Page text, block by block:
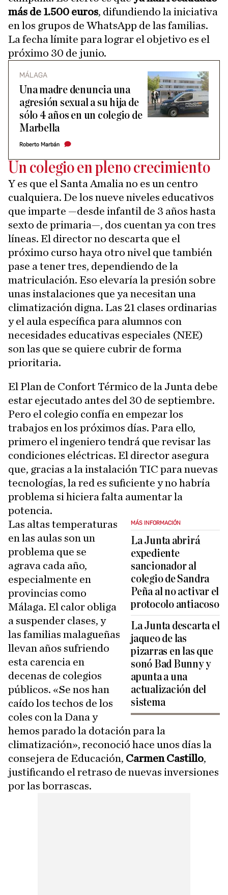
más de 1.500 euros, difundiendo la iniciativa
en los grupos de WhatsApp de las familias.
La fecha límite para lograr el objetivo es el
próximo 30 de junio.
MÁLAGA
Una madre denuncia una
agresión sexual a su hija de
sólo 4 años en un colegio de
Marbella
Roberto Marbán
Un colegio en pleno crecimiento
Y es que el Santa Amalia no es un centro
cualquiera. De los nueve niveles educativos
que imparte —desde infantil de 3 años hasta
sexto de primaria—, dos cuentan ya con tres
líneas. El director no descarta que el
próximo curso haya otro nivel que también
pase a tener tres, dependiendo de la
matriculación. Eso elevaría la presión sobre
unas instalaciones que ya necesitan una
climatización digna. Las 21 clases ordinarias
y el aula específica para alumnos con
necesidades educativas especiales (NEE)
son las que se quiere cubrir de forma
prioritaria.
El Plan de Confort Térmico de la Junta debe
estar ejecutado antes del 30 de septiembre.
Pero el colegio confía en empezar los
trabajos en los próximos días. Para ello,
primero el ingeniero tendrá que revisar las
condiciones eléctricas. El director asegura
que, gracias a la instalación TIC para nuevas
tecnologías, la red es suficiente y no habría
problema si hiciera falta aumentar la
potencia.
MÁS INFORMACIÓN
La Junta abrirá
expediente
sancionador al
colegio de Sandra
Peña al no activar el
protocolo antiacoso
La Junta descarta el
jaqueo de las
pizarras en las que
sonó Bad Bunny y
apunta a una
actualización del
sistema
Las altas temperaturas
en las aulas son un
problema que se
agrava cada año,
especialmente en
provincias como
Málaga. El calor obliga
a suspender clases, y
las familias malagueñas
llevan años sufriendo
esta carencia en
decenas de colegios
públicos. «Se nos han
caído los techos de los
coles con la Dana y
hemos parado la dotación para la
climatización», reconoció hace unos días la
consejera de Educación, Carmen Castillo,
justificando el retraso de nuevas inversiones
por las borrascas.